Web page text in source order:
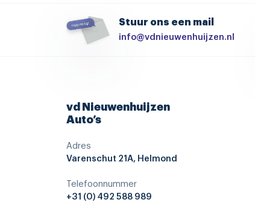
achteruitrijcamera
hemelbekleding donker
zwarte glans (piano)lak interieur afwerking
Autonomous Emergency Braking
Stuur ons een mail
info@vdnieuwenhuijzen.nl
vd Nieuwenhuijzen
Auto’s
Adres
Varenschut 21A, Helmond
Telefoonnummer
+31 (0) 492 588 989